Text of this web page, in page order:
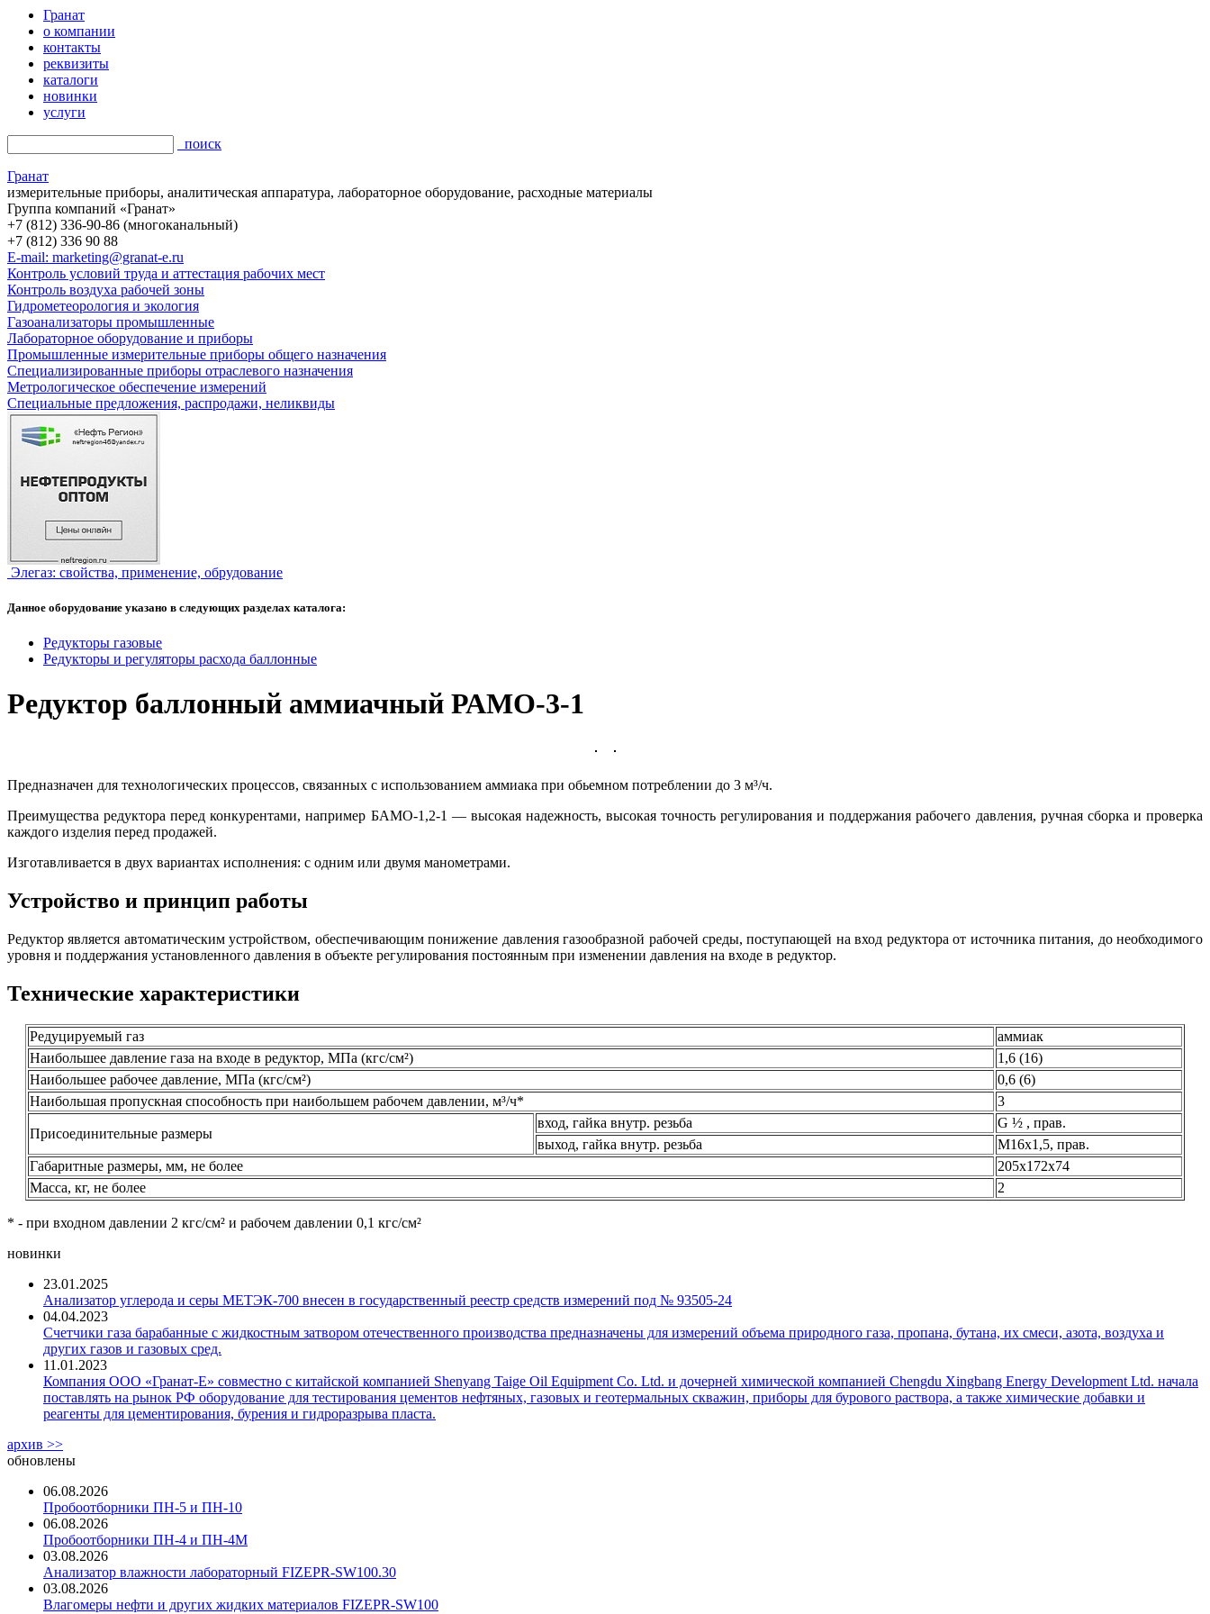
Гранат
о компании
контакты
реквизиты
каталоги
новинки
услуги
поиск
Гранат
измерительные приборы, аналитическая аппаратура, лабораторное оборудование, расходные материалы
Группа компаний «Гранат»
+7 (812) 336-90-86 (многоканальный)
+7 (812) 336 90 88
E-mail: marketing@granat-e.ru
Контроль условий труда и аттестация рабочих мест
Контроль воздуха рабочей зоны
Гидрометеорология и экология
Газоанализаторы промышленные
Лабораторное оборудование и приборы
Промышленные измерительные приборы общего назначения
Специализированные приборы отраслевого назначения
Метрологическое обеспечение измерений
Специальные предложения, распродажи, неликвиды
Элегаз: свойства, применение, обрудование
Данное оборудование указано в следующих разделах каталога:
Редукторы газовые
Редукторы и регуляторы расхода баллонные
Редуктор баллонный аммиачный РАМО-3-1
Предназначен для технологических процессов, связанных с использованием аммиака при обьемном потреблении до 3 м³/ч.
Преимущества редуктора перед конкурентами, например БАМО-1,2-1 — высокая надежность, высокая точность регулирования и поддержания рабочего давления, ручная сборка и проверка
каждого изделия перед продажей.
Изготавливается в двух вариантах исполнения: с одним или двумя манометрами.
Устройство и принцип работы
Редуктор является автоматическим устройством, обеспечивающим понижение давления газообразной рабочей среды, поступающей на вход редуктора от источника питания, до необходимого
уровня и поддержания установленного давления в объекте регулирования постоянным при изменении давления на входе в редуктор.
Технические характеристики
Редуцируемый газ
аммиак
Наибольшее давление газа на входе в редуктор, МПа (кгс/см²)
1,6 (16)
Наибольшее рабочее давление, МПа (кгс/см²)
0,6 (6)
Наибольшая пропускная способность при наибольшем рабочем давлении, м³/ч*
3
Присоединительные размеры
вход, гайка внутр. резьба
G ½ , прав.
выход, гайка внутр. резьба
М16х1,5, прав.
Габаритные размеры, мм, не более
205х172х74
Масса, кг, не более
2
* - при входном давлении 2 кгс/см² и рабочем давлении 0,1 кгс/см²
новинки
23.01.2025
Анализатор углерода и серы МЕТЭК-700 внесен в государственный реестр средств измерений под № 93505-24
04.04.2023
Счетчики газа барабанные с жидкостным затвором отечественного производства предназначены для измерений объема природного газа, пропана, бутана, их смеси, азота, воздуха и
других газов и газовых сред.
11.01.2023
Компания ООО «Гранат-Е» совместно с китайской компанией Shenyang Taige Oil Equipment Co. Ltd. и дочерней химической компанией Chengdu Xingbang Energy Development Ltd. начала
поставлять на рынок РФ оборудование для тестирования цементов нефтяных, газовых и геотермальных скважин, приборы для бурового раствора, а также химические добавки и
реагенты для цементирования, бурения и гидроразрыва пласта.
архив >>
обновлены
06.08.2026
Пробоотборники ПН-5 и ПН-10
06.08.2026
Пробоотборники ПН-4 и ПН-4М
03.08.2026
Анализатор влажности лабораторный FIZEPR-SW100.30
03.08.2026
Влагомеры нефти и других жидких материалов FIZEPR-SW100